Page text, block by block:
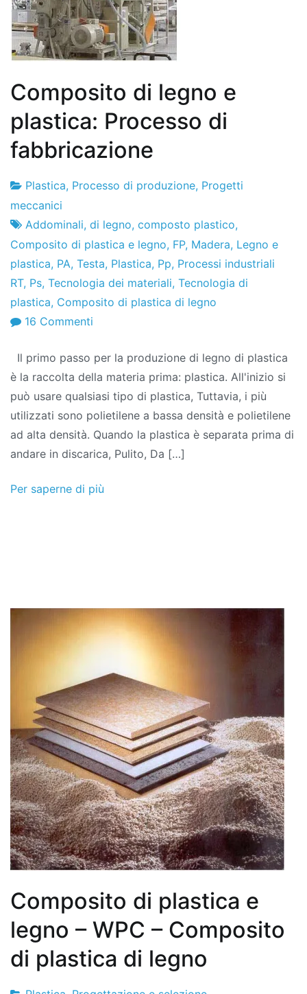
Composito di legno e
plastica: Processo di
fabbricazione
Fabbrica
di
progetti
15
di
marzo
di
2010
Plastica, Processo di produzione, Progetti
meccanici
Addominali, di legno, composto plastico,
Composito di plastica e legno, FP, Madera, Legno e
plastica, PA, Testa, Plastica, Pp, Processi industriali
RT, Ps, Tecnologia dei materiali, Tecnologia di
plastica, Composito di plastica di legno
16 Commenti
di
legno
e
plastica:
Processo
di
Il primo passo per la produzione di legno di plastica
è la raccolta della materia prima: plastica. All'inizio si
può usare qualsiasi tipo di plastica, Tuttavia, i più
utilizzati sono polietilene a bassa densità e polietilene
ad alta densità. Quando la plastica è separata prima di
andare in discarica, Pulito, Da […]
Per saperne di più
Composito di plastica e
legno – WPC – Composito
di plastica di legno